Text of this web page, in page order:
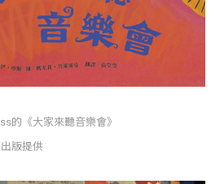
的《大家來聽音樂會》
版提供